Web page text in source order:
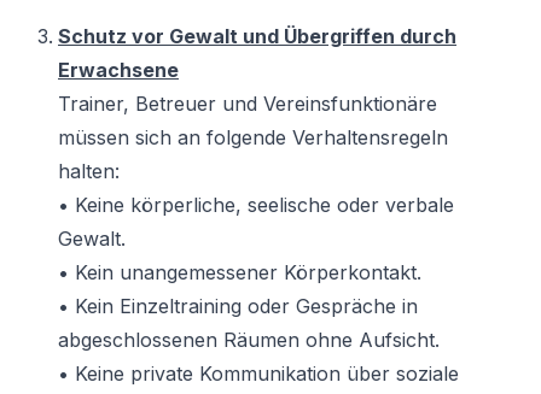
Schutz vor Gewalt und Übergriffen durch
Erwachsene
Trainer, Betreuer und Vereinsfunktionäre
müssen sich an folgende Verhaltensregeln
halten:
• Keine körperliche, seelische oder verbale
Gewalt.
• Kein unangemessener Körperkontakt.
• Kein Einzeltraining oder Gespräche in
abgeschlossenen Räumen ohne Aufsicht.
• Keine private Kommunikation über soziale